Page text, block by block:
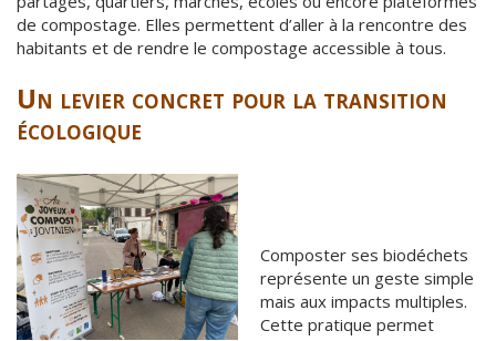
de compostage. Elles permettent d’aller à la rencontre des
habitants et de rendre le compostage accessible à tous.
Un levier concret pour la transition
écologique
Composter ses biodéchets
représente un geste simple
mais aux impacts multiples.
Cette pratique permet